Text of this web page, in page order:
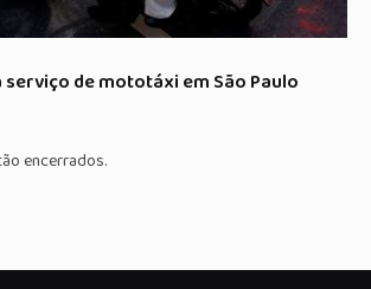
de mototáxi em São Paulo
encerrados.